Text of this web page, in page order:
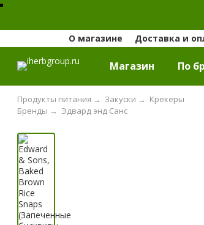
О магазине
Доставка и
Магазин По
Продукты питания → Закуски → Крекеры
Эдвард энд Санс
Бренды →